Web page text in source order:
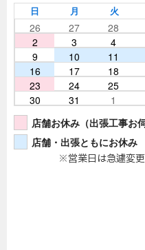
日 月 火
26 27 28
2
3 4
9
10 11
16
17 18
23
24 25
30
31 1
店舗お休み（出張工事お
店舗・出張ともにお休み
※営業日は急遽変